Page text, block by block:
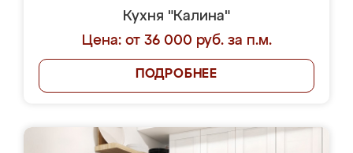
Кухня "Калина"
Цена: от 36 000 руб. за п.м.
ПОДРОБНЕЕ